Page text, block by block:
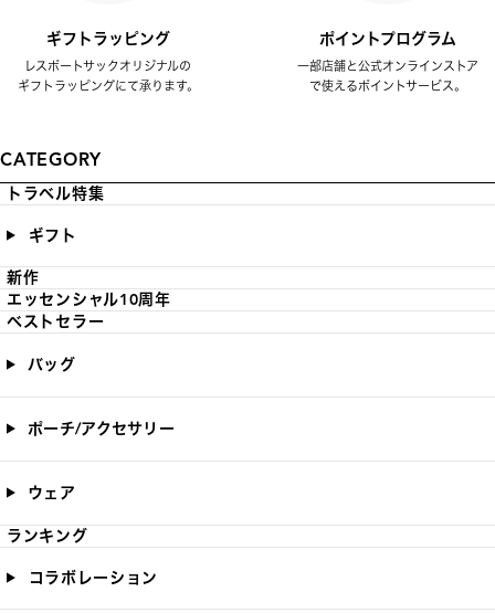
ギフトラッピング
レスポートサックオリジナルの
ギフトラッピングにて承ります。
ポイントプログラム
一部店舗と公式オンラインストア
で使えるポイントサービス。
CATEGORY
トラベル特集
ギフト
新作
エッセンシャル10周年
ベストセラー
バッグ
ポーチ/アクセサリー
ウェア
ランキング
コラボレーション